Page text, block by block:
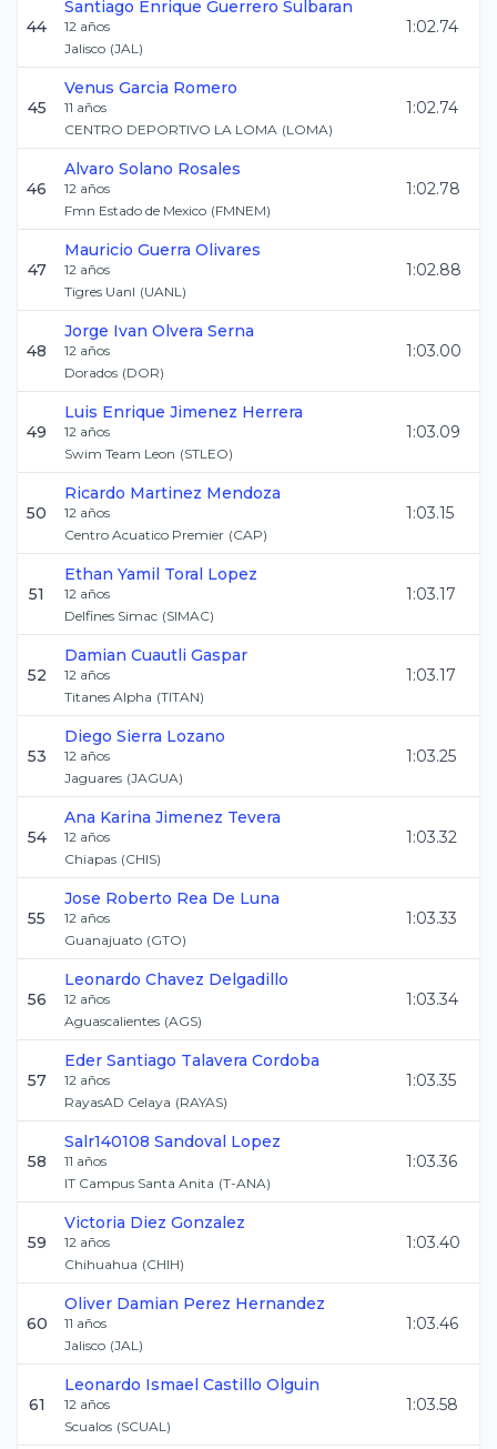
44
Santiago Enrique Guerrero Sulbaran
12 años
Jalisco (JAL)
1:02.74
45
Venus Garcia Romero
11 años
CENTRO DEPORTIVO LA LOMA (LOMA)
1:02.74
46
Alvaro Solano Rosales
12 años
Fmn Estado de Mexico (FMNEM)
1:02.78
47
Mauricio Guerra Olivares
12 años
Tigres Uanl (UANL)
1:02.88
48
Jorge Ivan Olvera Serna
12 años
Dorados (DOR)
1:03.00
49
Luis Enrique Jimenez Herrera
12 años
Swim Team Leon (STLEO)
1:03.09
50
Ricardo Martinez Mendoza
12 años
Centro Acuatico Premier (CAP)
1:03.15
51
Ethan Yamil Toral Lopez
12 años
Delfines Simac (SIMAC)
1:03.17
52
Damian Cuautli Gaspar
12 años
Titanes Alpha (TITAN)
1:03.17
53
Diego Sierra Lozano
12 años
Jaguares (JAGUA)
1:03.25
54
Ana Karina Jimenez Tevera
12 años
Chiapas (CHIS)
1:03.32
55
Jose Roberto Rea De Luna
12 años
Guanajuato (GTO)
1:03.33
56
Leonardo Chavez Delgadillo
12 años
Aguascalientes (AGS)
1:03.34
57
Eder Santiago Talavera Cordoba
12 años
RayasAD Celaya (RAYAS)
1:03.35
58
Salr140108 Sandoval Lopez
11 años
IT Campus Santa Anita (T-ANA)
1:03.36
59
Victoria Diez Gonzalez
12 años
Chihuahua (CHIH)
1:03.40
60
Oliver Damian Perez Hernandez
11 años
Jalisco (JAL)
1:03.46
61
Leonardo Ismael Castillo Olguin
12 años
Scualos (SCUAL)
1:03.58